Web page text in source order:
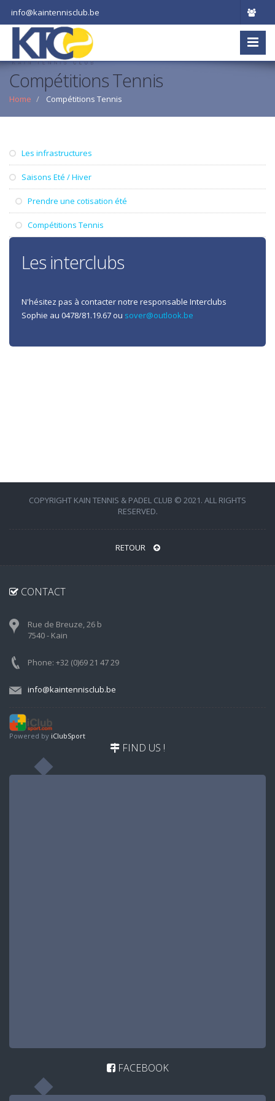
info@kaintennisclub.be
Compétitions Tennis
Home Compétitions Tennis
Les infrastructures
Saisons Eté / Hiver
Prendre une cotisation été
Compétitions Tennis
Les interclubs
N'hésitez pas à contacter notre responsable Interclubs
Sophie au 0478/81.19.67 ou sover@outlook.be
COPYRIGHT KAIN TENNIS & PADEL CLUB © 2021. ALL RIGHTS
RESERVED.
RETOUR
CONTACT
Rue de Breuze, 26 b
7540 - Kain
Phone: +32 (0)69 21 47 29
info@kaintennisclub.be
Powered by iClubSport
FIND US !
FACEBOOK